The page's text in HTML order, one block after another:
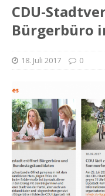
CDU-
Bürgerbüro
18. Juli 2017 0